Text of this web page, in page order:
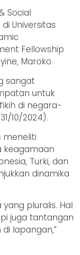
Social
Universitas
Fellowship
Maroko.
sangat
untuk
di negara-
10/2024).
meneliti
keagamaan
Turki, dan
dinamika
pluralis. Hal
juga tantangan
lapangan,”